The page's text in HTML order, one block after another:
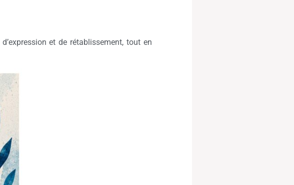
et de rétablissement, tout en